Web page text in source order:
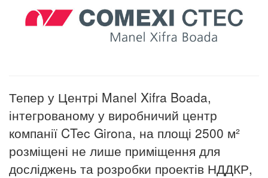
Тепер у Центрі Manel Xifra Boada,
інтегрованому у виробничий центр
компанії CTec Girona, на площі 2500 м²
розміщені не лише приміщення для
досліджень та розробки проектів НДДКР,